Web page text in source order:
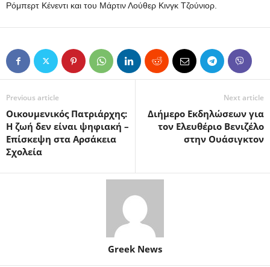
Ρόμπερτ Κένεντι και του Μάρτιν Λούθερ Κινγκ Τζούνιορ.
Previous article
Οικουμενικός Πατριάρχης:
Η ζωή δεν είναι ψηφιακή –
Επίσκεψη στα Αρσάκεια
Σχολεία
Next article
Διήμερο Εκδηλώσεων για
τον Ελευθέριο Βενιζέλο
στην Ουάσιγκτον
Greek News